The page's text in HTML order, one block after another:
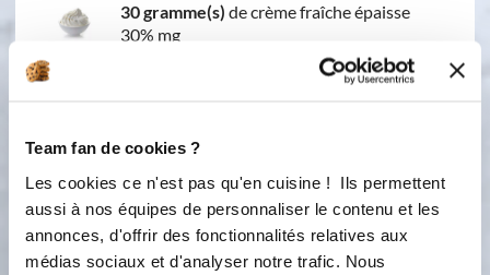
Team fan de cookies ?
Les cookies ce n'est pas qu'en cuisine ! Ils permettent
aussi à nos équipes de personnaliser le contenu et les
annonces, d'offrir des fonctionnalités relatives aux
médias sociaux et d'analyser notre trafic. Nous
30 gramme(s) de crème fraîche épaisse
30% mg
15tomates séchées à l'huile